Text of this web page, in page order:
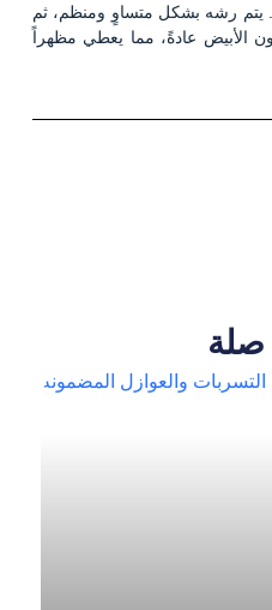
يتم رشه بشكل متساوٍ ومنظم، ثم
الأبيض عادةً، مما يعطي مظهراً